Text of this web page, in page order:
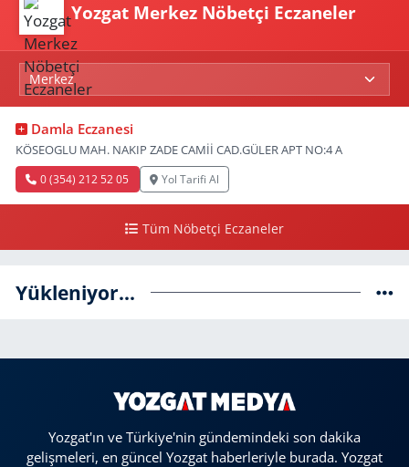
Yozgat Merkez Nöbetçi Eczaneler
Damla Eczanesi
KÖSEOGLU MAH. NAKIP ZADE CAMİİ CAD.GÜLER APT NO:4 A
0 (354) 212 52 05 Yol Tarifi Al
Tüm Nöbetçi Eczaneler
Yükleniyor...
Yozgat'ın ve Türkiye'nin gündemindeki son dakika
gelişmeleri, en güncel Yozgat haberleriyle burada. Yozgat